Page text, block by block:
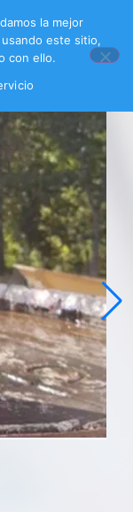
la mejor
este sitio,
con ello.